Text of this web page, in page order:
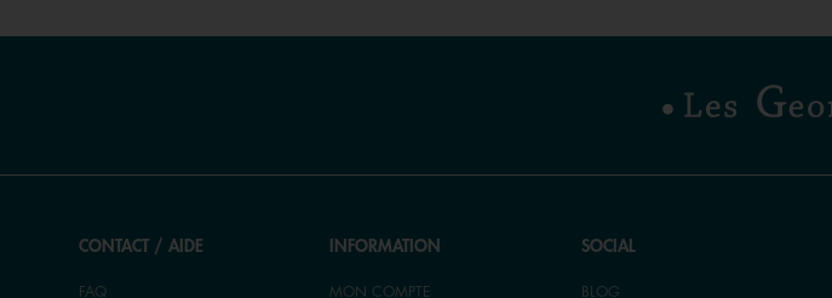
CONTACT / AIDE
FAQ
INFORMATION
MON COMPTE
SOCIAL
BLOG